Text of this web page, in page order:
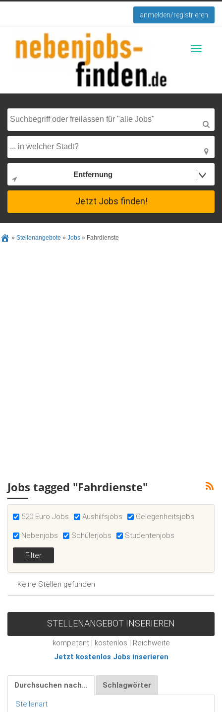
anmelden/registrieren
Entfernung
Jetzt Jobs finden!
» Stellenangebote » Jobs » Fahrdienste
Jobs tagged "Fahrdienste"
520 Euro Jobs Aushilfsjobs Gelegenheitsjobs
Nebenjobs Schülerjobs Studentenjobs
Keine Stellen gefunden
STELLENANGEBOT INSERIEREN
kompetent | kostenlos | Reichweite
Jetzt kostenlos Jobs inserieren
Durchsuchen nach… Schlagwörter
Stellenart